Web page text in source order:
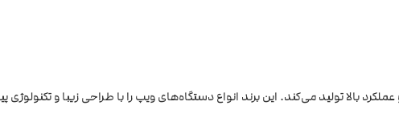
بالا تولید می‌کند. این برند انواع دستگاه‌های ویپ را با طراحی زیبا و تکنولوژی